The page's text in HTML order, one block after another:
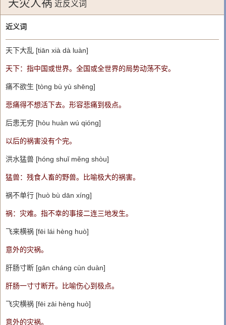
天灾人祸 近反义词
近义词
天下大乱 [tiān xià dà luàn]
天下：指中国或世界。全国或全世界的局势动荡不安。
痛不欲生 [tòng bù yù shēng]
悲痛得不想活下去。形容悲痛到极点。
后患无穷 [hòu huàn wú qióng]
以后的祸害没有个完。
洪水猛兽 [hóng shuǐ měng shòu]
猛兽：残食人畜的野兽。比喻极大的祸害。
祸不单行 [huò bù dān xíng]
祸：灾难。指不幸的事接二连三地发生。
飞来横祸 [fēi lái hèng huò]
意外的灾祸。
肝肠寸断 [gān cháng cùn duàn]
肝肠一寸寸断开。比喻伤心到极点。
飞灾横祸 [fēi zāi hèng huò]
意外的灾祸。